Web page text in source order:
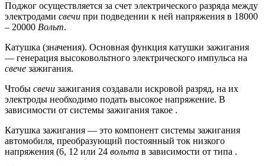
Поджог осуществляется за счет электрического разряда между
электродами свечи при подведении к ней напряжения в 18000
– 20000 Вольт.
Катушка (значения). Основная функция катушки зажигания
— генерация высоковольтного электрического импульса на
свече зажигания.
Чтобы свечи зажигания создавали искровой разряд, на их
электроды необходимо подать высокое напряжение. В
зависимости от системы зажигания такое .
Катушка зажигания — это компонент системы зажигания
автомобиля, преобразующий постоянный ток низкого
напряжения (6, 12 или 24 вольта в зависимости от типа .